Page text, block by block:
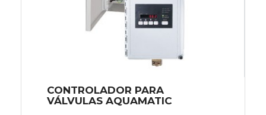
CONTROLADOR PARA
VÁLVULAS AQUAMATIC